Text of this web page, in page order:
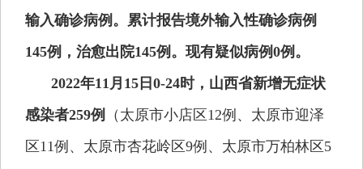
输入确诊病例。累计报告境外输入性确诊病例
145例，治愈出院145例。现有疑似病例0例。
2022年11月15日0-24时，山西省新增无症状
感染者259例
（太原市小店区12例、太原市迎泽
区11例、太原市杏花岭区9例、太原市万柏林区5